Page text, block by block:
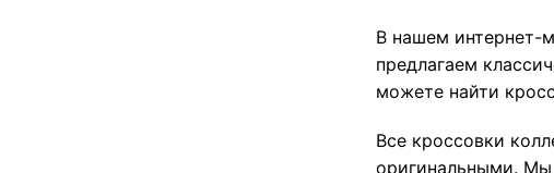
В нашем интернет-
предлагаем
можете найти
Все кроссовки
оригинальными.